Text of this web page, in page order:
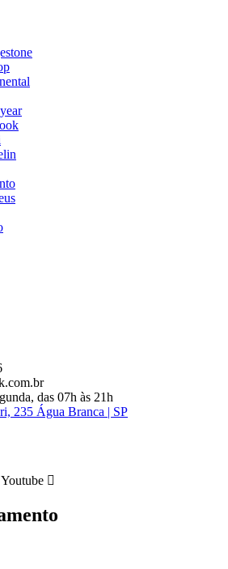
das 07h às 21h
235 Água Branca | SP
Youtube